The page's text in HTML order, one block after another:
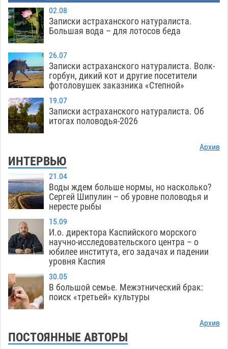
02.08
Записки астраханского натуралиста.
Большая вода – для лотосов беда
26.07
Записки астраханского натуралиста. Волк-
горбун, дикий кот и другие посетители
фотоловушек заказника «Степной»
19.07
Записки астраханского натуралиста. Об
итогах половодья-2026
Архив
ИНТЕРВЬЮ
21.04
Воды ждем больше нормы, но насколько?
Сергей Шипулин – об уровне половодья и
нересте рыбы
15.09
И.о. директора Каспийского морского
научно-исследовательского центра – о
юбилее института, его задачах и падении
уровня Каспия
30.05
В большой семье. Межэтнический брак:
поиск «третьей» культуры
Архив
ПОСТОЯННЫЕ АВТОРЫ